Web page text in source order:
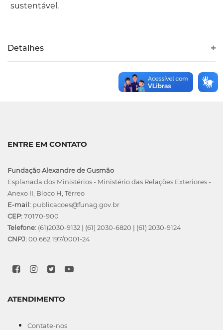
sustentável.
Detalhes
ENTRE EM CONTATO
Fundação Alexandre de Gusmão
Esplanada dos Ministérios - Ministério das Relações Exteriores -
Anexo II, Bloco H, Térreo
E-mail: publicacoes@funag.gov.br
CEP:70170-900
Telefone: (61)2030-9132 | (61) 2030-6820 | (61) 2030-9124
CNPJ:00.662.197/0001-24
ATENDIMENTO
Contate-nos